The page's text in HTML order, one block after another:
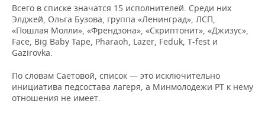
ОТКРЫТАЯ ЛЕКЦИЯ
БАСКЕТБОЛ
ВОЛЕЙБОЛ
ФИГУРНОЕ КАТАНИЕ
ИНФРАСТРУКТУРА
ИСТОРИЯ
МЕДИЦИНА
СПРАВОЧНИК
СПИСОК ПЕРСОН
ПОЛНАЯ ВЕРСИЯ
Всего в списке значатся 15 исполнителей. Среди них
Элджей, Ольга Бузова, группа «Ленинград», ЛСП,
«Пошлая Молли», «Френдзона», «Скриптонит», «Джизус»,
Face, Big Baby Tape, Pharaoh, Lazer, Feduk, T-fest и
Gazirovka.
По словам Саетовой, список — это исключительно
инициатива педсостава лагеря, а Минмолодежи РТ к нему
отношения не имеет.